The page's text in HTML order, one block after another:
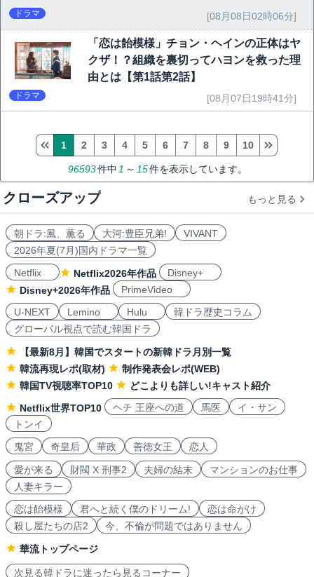
ドラマ [08月08日02時06分]
「恋は飴模様」チョン・ヘインの正体はヤ
クザ！？組織を裏切ってハヨンを救った理
由とは【第1話第2話】
ドラマ [08月07日19時41分]
96593件中1 ～ 15件を表示しています。
1 2 3 4 5 6 7 8 9 10
クローズアップ もっと見る
朝ドラ:風、薫る 大河:豊臣兄弟!
VIVANT
2026年夏(7月)国内ドラマ一覧
Netflix
Netflix2026年作品
Disney+
Disney+2026年作品
PrimeVideo
U-NEXT
Lemino Hulu
韓ドラ歴史コラム
グローバル視点で読む韓国ドラ
【最新8月】韓国でスタートの新韓ドラ月別一覧
韓流再現レポ(取材)
制作発表会レポ(WEB)
韓国TV視聴率TOP10
どこよりも詳しい!キャスト紹介
Netflix世界TOP10
ヘチ 王座への道 馬医
イ・サン
トンイ
鬼宮
奇皇后 華政 善徳女王 恋人
愛が来る 財閥 X 刑事2 夫婦の結末
マンションのお仕事
人妻キラー
恋は飴模様
君へと続く僕のドリーム!
恋は命がけ
殺し屋たちの店2
今、不倫が問題ではありません
華流トップページ
次見る韓ドラに迷ったら見るコーナー